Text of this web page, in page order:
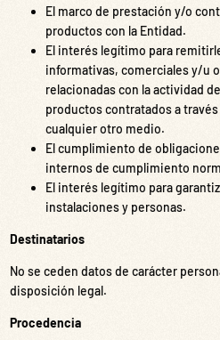
El marco de prestación y/o
productos con la Entidad.
El interés legítimo para
informativas, comerciales y/u
relacionadas con la actividad
productos contratados a
cualquier otro medio.
El cumplimiento de
internos de cumplimiento
El interés legítimo para
instalaciones y personas.
Destinatarios
No se ceden datos de carácter
disposición legal.
Procedencia